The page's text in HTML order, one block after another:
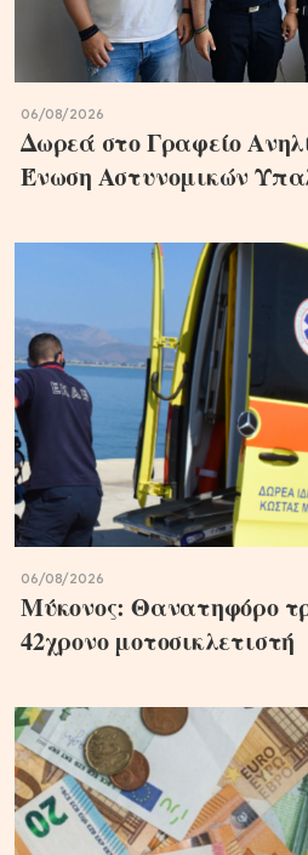
06/08/2026
Δωρεά στο Γραφείο
Ένωση Αστυνομικών
06/08/2026
Μύκονος: Θανατηφόρο
42χρονο μοτοσικλετιστή